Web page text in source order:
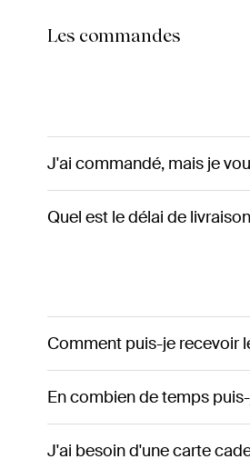
Les commandes
J'ai commandé, mais je
Quel est le délai de
Comment puis-je recevoir
En combien de temps
J'ai besoin d'une carte